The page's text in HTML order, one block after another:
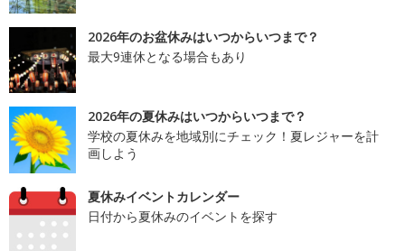
2026年のお盆休みはいつからいつまで？
最大9連休となる場合もあり
2026年の夏休みはいつからいつまで？
学校の夏休みを地域別にチェック！夏レジャーを計
画しよう
夏休みイベントカレンダー
日付から夏休みのイベントを探す